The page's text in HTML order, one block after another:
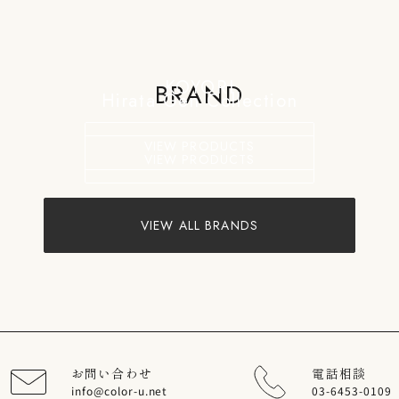
BRAND
KOYORI
Hirata Gen Collection
VIEW ALL BRANDS
お問い合わせ
info@color-u.net
電話相談
03-6453-0109